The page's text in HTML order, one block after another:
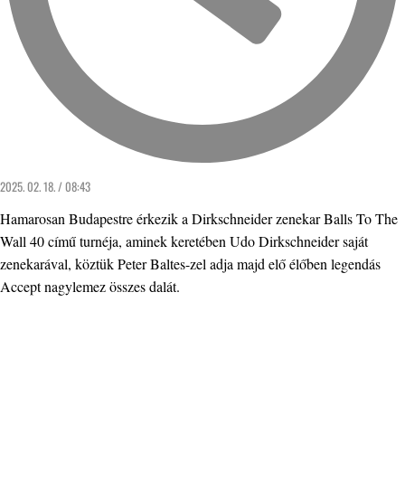
2025. 02. 18. / 08:43
Hamarosan Budapestre érkezik a Dirkschneider zenekar Balls To The
Wall 40 című turnéja, aminek keretében Udo Dirkschneider saját
zenekarával, köztük Peter Baltes-zel adja majd elő élőben legendás
Accept nagylemez összes dalát.